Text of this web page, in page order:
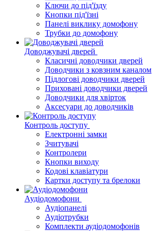
Ключи до під'їзду
Кнопки під'їзні
Панелі виклику домофону
Трубки до домофону
Доводжувачі дверей
Класичні доводчики дверей
Доводчики з ковзним каналом
Підлогові доводчики дверей
Приховані доводчики дверей
Доводчики для хвірток
Аксесуари до доводчиків
Контроль доступу
Електронні замки
Зчитувачі
Контролери
Кнопки виходу
Кодові клавіатури
Картки доступу та брелоки
Аудіодомофони
Аудіопанелі
Аудіотрубки
Комплекти аудіодомофонів